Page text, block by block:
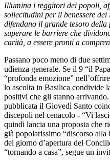
Illumina i reggitori dei popoli,
sollecitudini per il benessere
difendano il grande tesoro
superare le barriere che
carità, a essere pronti a
Passano poco meno di due
udienza generale. Se il 9 “il
“profonda emozione”
lo ascolta in Basilica condivide
positivi che gli stanno
pubblicata il Giovedì Santo
discepoli nel cenacolo - “Vi
quindi lancia una proposta che
già popolarissimo “discorso alla
del giorno d’apertura del
“tornando a casa”, segue un